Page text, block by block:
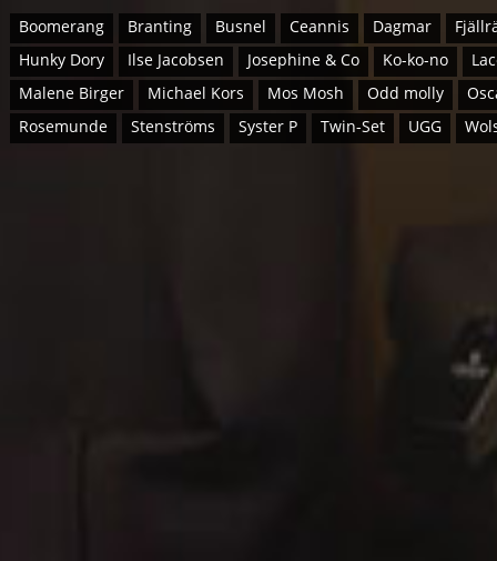
Boomerang Branting Busnel Ceannis Dagmar
Hunky Dory
Ilse Jacobsen Josephine & Co Ko-ko-no
Malene Birger
Michael Kors Mos Mosh Odd molly
Rosemunde
Stenströms Syster P Twin-Set UGG